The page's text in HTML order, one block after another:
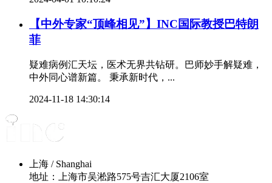
【中外专家“顶峰相见”】INC国际教授巴特朗
菲
疑难病例汇天坛，医术无界共钻研。巴师妙手解疑难，
中外同心谱新篇。 秉承新时代，...
2024-11-18 14:30:14
上海 / Shanghai
地址：上海市吴淞路575号吉汇大厦2106室